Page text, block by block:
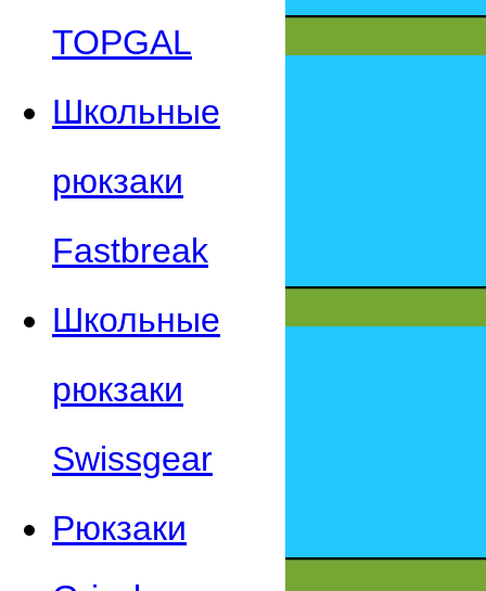
TOPGAL
Школьные
рюкзаки
Fastbreak
Школьные
рюкзаки
Swissgear
Рюкзаки